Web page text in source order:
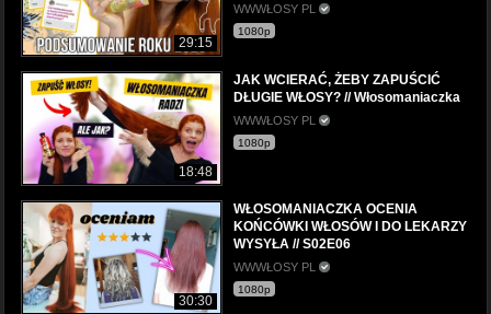
29:15
WWWŁOSY PL
1080p
18:48
JAK WCIERAĆ, ŻEBY ZAPUŚCIĆ
DŁUGIE WŁOSY? // Włosomaniaczka
WWWŁOSY PL
1080p
30:30
WŁOSOMANIACZKA OCENIA
KOŃCÓWKI WŁOSÓW I DO LEKARZY
WYSYŁA // S02E06
WWWŁOSY PL
1080p